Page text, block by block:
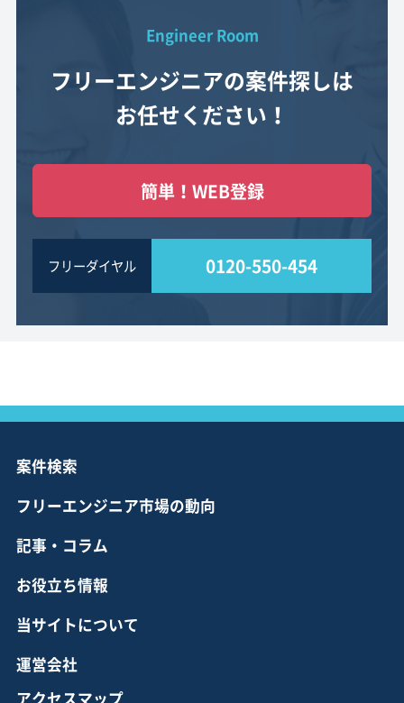
Engineer Room
フリーエンジニアの案件探しは
お任せください！
簡単！WEB登録
フリーダイヤル 0120-550-454
案件検索
フリーエンジニア市場の動向
記事・コラム
お役立ち情報
当サイトについて
運営会社
アクセスマップ